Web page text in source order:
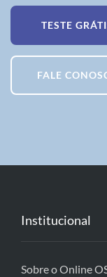
TESTE
FALE
Institucional
Sobre o Online